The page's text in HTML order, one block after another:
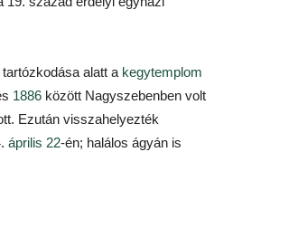
alatt a kegytemplom
1886 között Nagyszebenben volt
Ezután visszahelyezték
. április 22-én; halálos ágyán is